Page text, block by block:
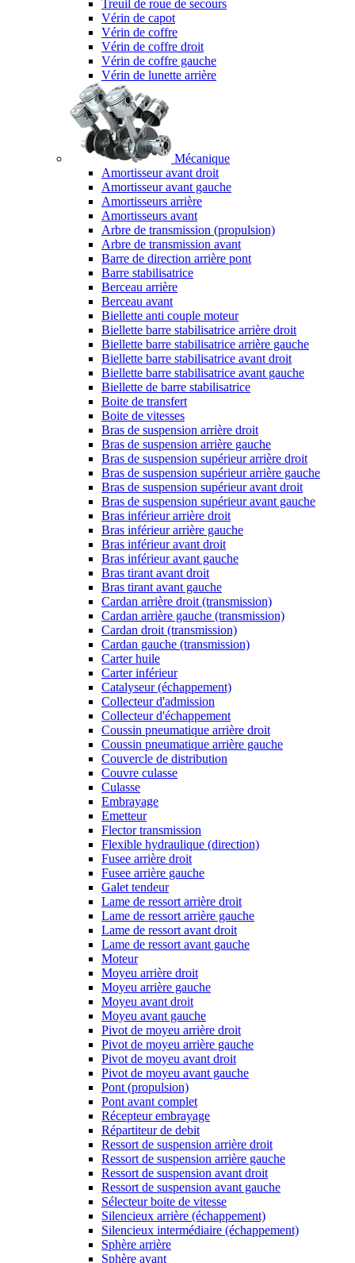
Treuil de roue de secours
Vérin de capot
Vérin de coffre
Vérin de coffre droit
Vérin de coffre gauche
Vérin de lunette arrière
Mécanique
Amortisseur avant droit
Amortisseur avant gauche
Amortisseurs arrière
Amortisseurs avant
Arbre de transmission (propulsion)
Arbre de transmission avant
Barre de direction arrière pont
Barre stabilisatrice
Berceau arrière
Berceau avant
Biellette anti couple moteur
Biellette barre stabilisatrice arrière droit
Biellette barre stabilisatrice arrière gauche
Biellette barre stabilisatrice avant droit
Biellette barre stabilisatrice avant gauche
Biellette de barre stabilisatrice
Boite de transfert
Boite de vitesses
Bras de suspension arrière droit
Bras de suspension arrière gauche
Bras de suspension supérieur arrière droit
Bras de suspension supérieur arrière gauche
Bras de suspension supérieur avant droit
Bras de suspension supérieur avant gauche
Bras inférieur arrière droit
Bras inférieur arrière gauche
Bras inférieur avant droit
Bras inférieur avant gauche
Bras tirant avant droit
Bras tirant avant gauche
Cardan arrière droit (transmission)
Cardan arrière gauche (transmission)
Cardan droit (transmission)
Cardan gauche (transmission)
Carter huile
Carter inférieur
Catalyseur (échappement)
Collecteur d'admission
Collecteur d'échappement
Coussin pneumatique arrière droit
Coussin pneumatique arrière gauche
Couvercle de distribution
Couvre culasse
Culasse
Embrayage
Emetteur
Flector transmission
Flexible hydraulique (direction)
Fusee arrière droit
Fusee arrière gauche
Galet tendeur
Lame de ressort arrière droit
Lame de ressort arrière gauche
Lame de ressort avant droit
Lame de ressort avant gauche
Moteur
Moyeu arrière droit
Moyeu arrière gauche
Moyeu avant droit
Moyeu avant gauche
Pivot de moyeu arrière droit
Pivot de moyeu arrière gauche
Pivot de moyeu avant droit
Pivot de moyeu avant gauche
Pont (propulsion)
Pont avant complet
Récepteur embrayage
Répartiteur de debit
Ressort de suspension arrière droit
Ressort de suspension arrière gauche
Ressort de suspension avant droit
Ressort de suspension avant gauche
Sélecteur boite de vitesse
Silencieux arrière (échappement)
Silencieux intermédiaire (échappement)
Sphère arrière
Sphère avant